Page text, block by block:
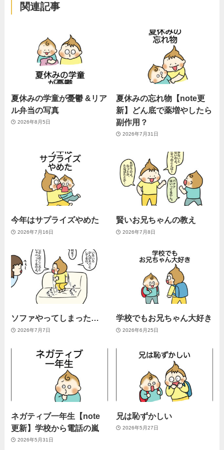
関連記事
夏休みの学童が憂鬱 &リア
ル弁当の写真
2026年8月5日
夏休みの忘れ物【note更
新】どん底で薬増やしたら
副作用？
2026年7月31日
今年はサプライズやめた
2026年7月16日
賢いお兄ちゃんの教え
2026年7月8日
ソファやってしまった…
2026年7月7日
学校でもお兄ちゃん大好き
2026年6月25日
ネガティブ一年生【note
更新】学校から電話の嵐
2026年5月31日
兄は恥ずかしい
2026年5月27日